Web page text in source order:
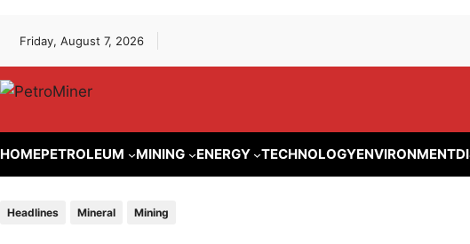
Friday, August 7, 2026
HOMEPETROLEUM MINING ENERGY TECHNOLOGYENVIRONMENT
Headlines Mineral Mining